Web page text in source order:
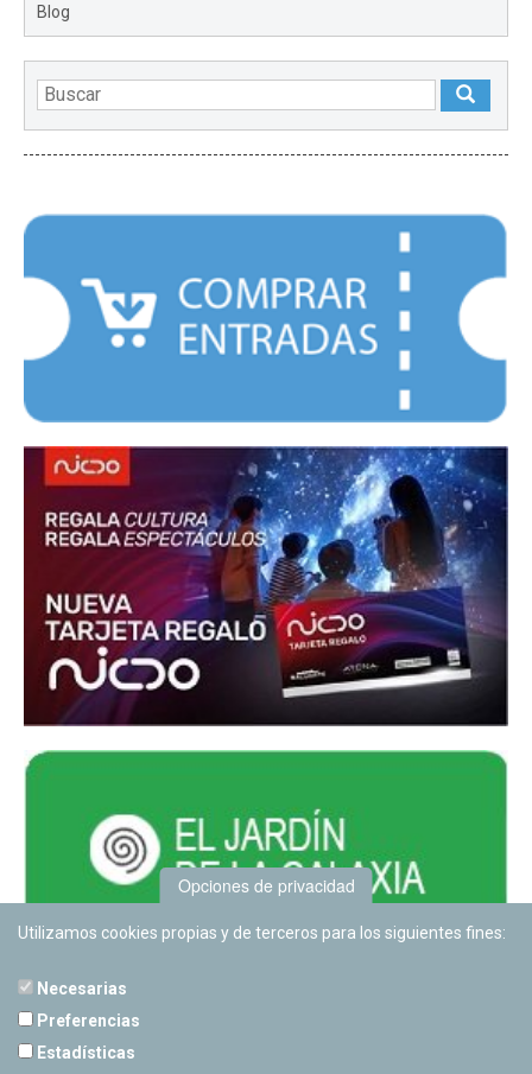
Blog
Opciones de privacidad
Utilizamos cookies propias y de terceros para los siguientes fines:
Necesarias
Preferencias
Estadísticas